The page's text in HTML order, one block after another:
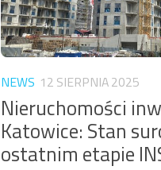
NEWS 12 SIERPNIA 2025
Nieruchomości
Katowice: Stan
ostatnim etapie